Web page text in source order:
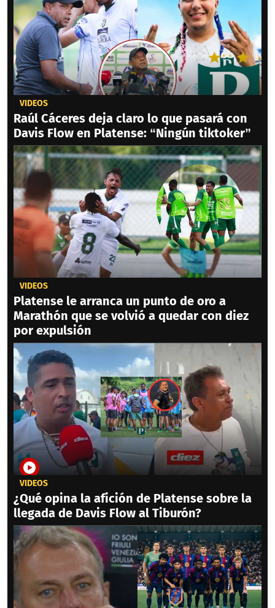
VIDEOS
Raúl Cáceres deja claro lo que pasará con
Davis Flow en Platense: “Ningún tiktoker”
VIDEOS
Platense le arranca un punto de oro a
Marathón que se volvió a quedar con diez
por expulsión
VIDEOS
¿Qué opina la afición de Platense sobre la
llegada de Davis Flow al Tiburón?